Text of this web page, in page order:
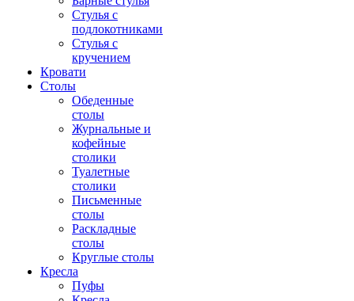
Стулья с
подлокотниками
Стулья с
кручением
Кровати
Столы
Обеденные
столы
Журнальные и
кофейные
столики
Туалетные
столики
Письменные
столы
Раскладные
столы
Круглые столы
Кресла
Пуфы